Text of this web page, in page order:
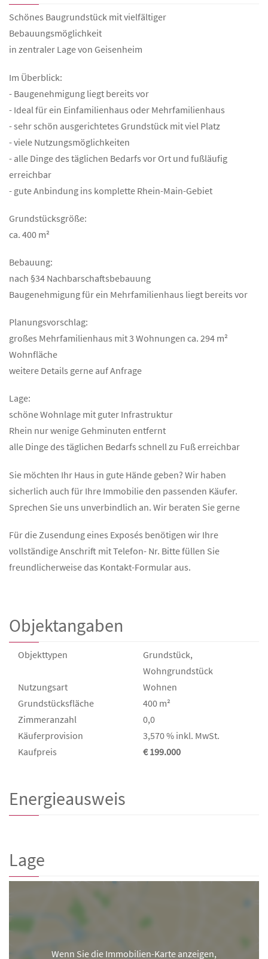
Schönes Baugrundstück mit vielfältiger
Bebauungsmöglichkeit
in zentraler Lage von Geisenheim
Im Überblick:
- Baugenehmigung liegt bereits vor
- Ideal für ein Einfamilienhaus oder Mehrfamilienhaus
- sehr schön ausgerichtetes Grundstück mit viel Platz
- viele Nutzungsmöglichkeiten
- alle Dinge des täglichen Bedarfs vor Ort und fußläufig
erreichbar
- gute Anbindung ins komplette Rhein-Main-Gebiet
Grundstücksgröße:
ca. 400 m²
Bebauung:
nach §34 Nachbarschaftsbebauung
Baugenehmigung für ein Mehrfamilienhaus liegt bereits vor
Planungsvorschlag:
großes Mehrfamilienhaus mit 3 Wohnungen ca. 294 m²
Wohnfläche
weitere Details gerne auf Anfrage
Lage:
schöne Wohnlage mit guter Infrastruktur
Rhein nur wenige Gehminuten entfernt
alle Dinge des täglichen Bedarfs schnell zu Fuß erreichbar
Sie möchten Ihr Haus in gute Hände geben? Wir haben
sicherlich auch für Ihre Immobilie den passenden Käufer.
Sprechen Sie uns unverbindlich an. Wir beraten Sie gerne
Für die Zusendung eines Exposés benötigen wir Ihre
vollständige Anschrift mit Telefon- Nr. Bitte füllen Sie
freundlicherweise das Kontakt-Formular aus.
Objektangaben
Objekttypen
Grundstück,
Wohngrundstück
Nutzungsart
Wohnen
Grund­stücks­fläche
400 m²
Zimmeranzahl
0,0
Käufer­provision
3,570 % inkl. MwSt.
Kaufpreis
€ 199.000
Energieausweis
Lage
Wenn Sie die Immobilien-Karte anzeigen,